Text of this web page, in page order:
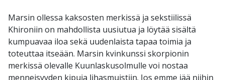
Marsin ollessa kaksosten merkissä ja sekstiilissä
Khironiin on mahdollista uusiutua ja löytää sisältä
kumpuavaa iloa sekä uudenlaista tapaa toimia ja
toteuttaa itseään. Marsin kvinkunssi skorpionin
merkissä olevalle Kuunlaskusolmulle voi nostaa
menneisyyden kipuja lihasmuistiin. Jos emme jää niihin